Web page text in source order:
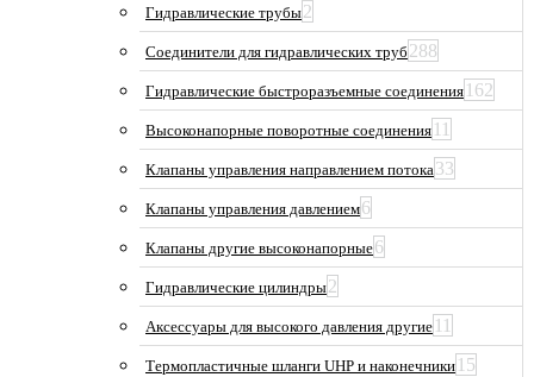
Гидравлические трубы2
Соединители для гидравлических труб 288
Гидравлические быстроразъемные соединения 162
Высоконапорные поворотные соединения 11
Клапаны управления направлением потока33
Клапаны управления давлением6
Клапаны другие высоконапорные6
Гидравлические цилиндры2
Аксессуары для высокого давления другие 11
Термопластичные шланги UHP и наконечники 15